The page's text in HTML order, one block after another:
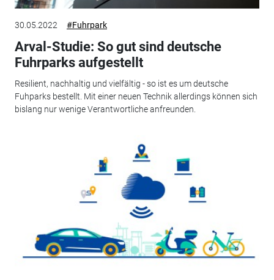
30.05.2022 #Fuhrpark
Arval-Studie: So gut sind deutsche
Fuhrparks aufgestellt
Resilient, nachhaltig und vielfältig - so ist es um deutsche
Fuhparks bestellt. Mit einer neuen Technik allerdings können sich
bislang nur wenige Verantwortliche anfreunden.